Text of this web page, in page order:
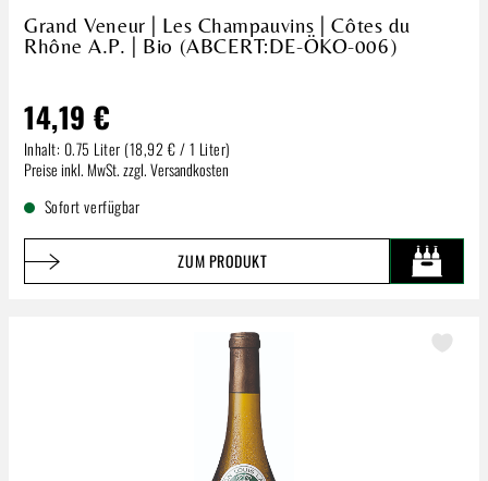
Grand Veneur | Les Champauvins | Côtes du
Rhône A.P. | Bio (ABCERT:DE-ÖKO-006)
14,19 €
Inhalt: 0.75 Liter (18,92 € / 1 Liter)
Regulärer Preis:
Preise inkl. MwSt. zzgl. Versandkosten
Sofort verfügbar
ZUM PRODUKT